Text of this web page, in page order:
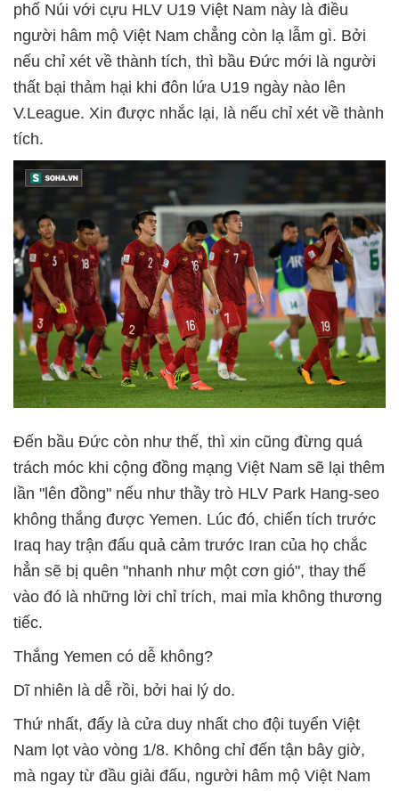
phố Núi với cựu HLV U19 Việt Nam này là điều
người hâm mộ Việt Nam chẳng còn lạ lẫm gì. Bởi
nếu chỉ xét về thành tích, thì bầu Đức mới là người
thất bại thảm hại khi đôn lứa U19 ngày nào lên
V.League. Xin được nhắc lại, là nếu chỉ xét về thành
tích.
Đến bầu Đức còn như thế, thì xin cũng đừng quá
trách móc khi cộng đồng mạng Việt Nam sẽ lại thêm
lần "lên đồng" nếu như thầy trò HLV Park Hang-seo
không thắng được Yemen. Lúc đó, chiến tích trước
Iraq hay trận đấu quả cảm trước Iran của họ chắc
hẳn sẽ bị quên "nhanh như một cơn gió", thay thế
vào đó là những lời chỉ trích, mai mỉa không thương
tiếc.
Thắng Yemen có dễ không?
Dĩ nhiên là dễ rồi, bởi hai lý do.
Thứ nhất, đấy là cửa duy nhất cho đội tuyển Việt
Nam lọt vào vòng 1/8. Không chỉ đến tận bây giờ,
mà ngay từ đầu giải đấu, người hâm mộ Việt Nam